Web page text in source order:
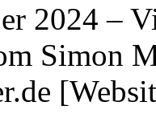
2024 –
Simon